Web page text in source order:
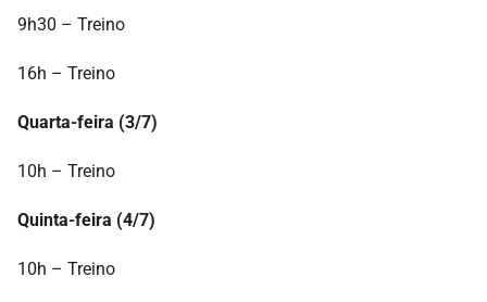
9h30 – Treino
16h – Treino
Quarta-feira (3/7)
10h – Treino
Quinta-feira (4/7)
10h – Treino